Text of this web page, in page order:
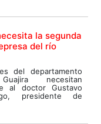
la segunda
del río
del departamento
necesitan
al doctor Gustavo
presidente de